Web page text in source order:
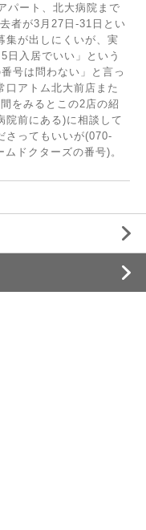
パート、北大病院まで
者が3月27日-31日とい
集が出しにくいが、実
入居でいい」という
号は問わない」と言っ
口アトム北大前店また
をみるとこの2店の紹
院前にある)に相談して
さってもいいが(070-
ドクターズの番号)。